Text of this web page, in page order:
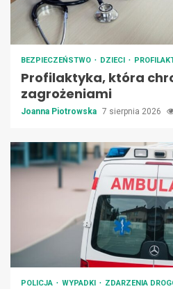
BEZPIECZEŃSTWO DZIECI
Profilaktyka, która
zagrożeniami
Joanna Piotrowska 7 sierpnia 2026
POLICJA WYPADKI ZDARZENIA